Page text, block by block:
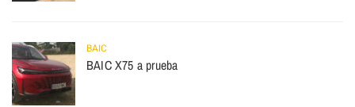
BAIC
BAIC X75 a prueba